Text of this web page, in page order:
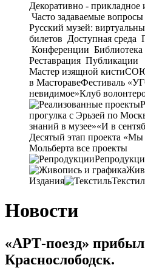
Декоративно - прикладное
Часто задаваемые вопросы
Русский музей:
билетов Доступная среда
Конференции Библиотека
Реставрация Публикации
Мастер изящной кисти
в МасторавеФестиваль
невидимое»Клуб
прогулка с Эрьзей по
знаний в музее»«И в
Десятый этап проекта
Мольберта все проекты
Издания
Новости
«АРТ-поезд»
Краснослободск.